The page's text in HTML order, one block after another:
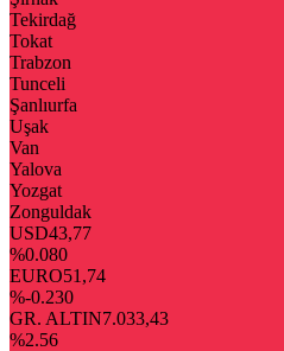
Tekirdağ
Tokat
Trabzon
Tunceli
Şanlıurfa
Uşak
Van
Yalova
Yozgat
Zonguldak
USD43,77
%0.080
EURO51,74
%-0.230
GR. ALTIN7.033,43
%2.56